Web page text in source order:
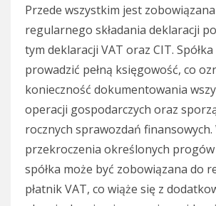
Przede wszystkim jest
regularnego składania deklaracji
tym deklaracji VAT oraz CIT.
prowadzić pełną księgowość, co
konieczność dokumentowania
operacji gospodarczych oraz
rocznych sprawozdań
przekroczenia określonych
spółka może być zobowiązana do
płatnik VAT, co wiąże się z